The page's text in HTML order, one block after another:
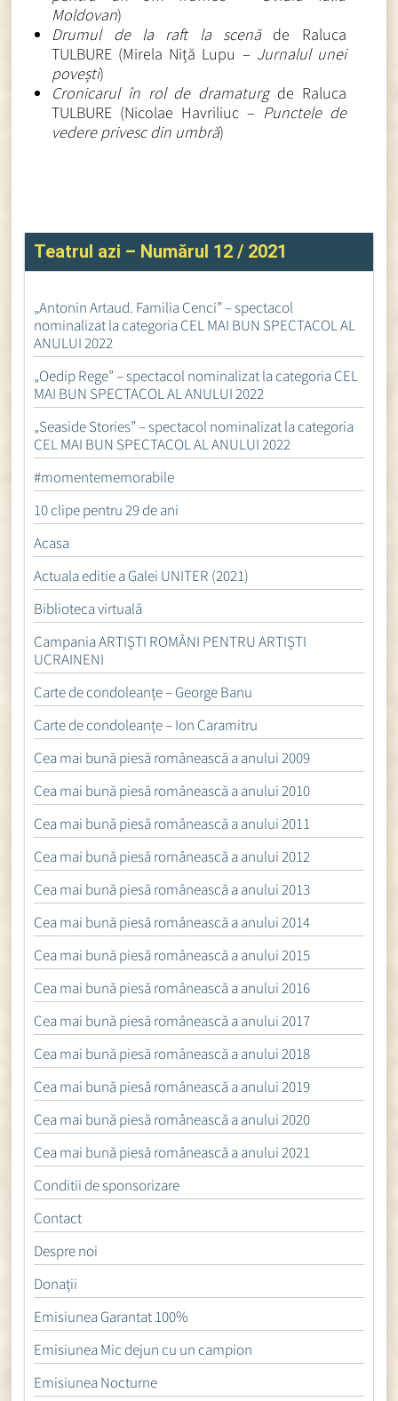
Moldovan)
Drumul de la raft la scenă de Raluca
TULBURE (Mirela Niță Lupu – Jurnalul unei
povești)
Cronicarul în rol de dramaturg de Raluca
TULBURE (Nicolae Havriliuc – Punctele de
vedere privesc din umbră)
Teatrul azi – Numărul 12 / 2021
„Antonin Artaud. Familia Cenci” – spectacol
nominalizat la categoria CEL MAI BUN SPECTACOL AL
ANULUI 2022
„Oedip Rege” – spectacol nominalizat la categoria CEL
MAI BUN SPECTACOL AL ANULUI 2022
„Seaside Stories” – spectacol nominalizat la categoria
CEL MAI BUN SPECTACOL AL ANULUI 2022
#momentememorabile
10 clipe pentru 29 de ani
Acasa
Actuala editie a Galei UNITER (2021)
Biblioteca virtuală
Campania ARTIȘTI ROMÂNI PENTRU ARTIȘTI
UCRAINENI
Carte de condoleanțe – George Banu
Carte de condoleanțe – Ion Caramitru
Cea mai bună piesă românească a anului 2009
Cea mai bună piesă românească a anului 2010
Cea mai bună piesă românească a anului 2011
Cea mai bună piesă românească a anului 2012
Cea mai bună piesă românească a anului 2013
Cea mai bună piesă românească a anului 2014
Cea mai bună piesă românească a anului 2015
Cea mai bună piesă românească a anului 2016
Cea mai bună piesă românească a anului 2017
Cea mai bună piesă românească a anului 2018
Cea mai bună piesă românească a anului 2019
Cea mai bună piesă românească a anului 2020
Cea mai bună piesă românească a anului 2021
Conditii de sponsorizare
Contact
Despre noi
Donații
Emisiunea Garantat 100%
Emisiunea Mic dejun cu un campion
Emisiunea Nocturne